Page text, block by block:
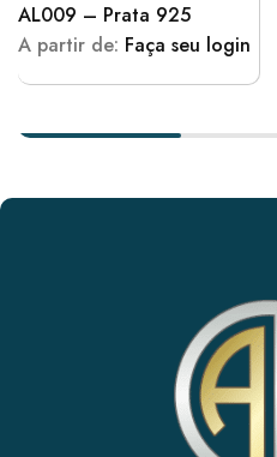
AL009 – Prata 925
A partir de: Faça seu login